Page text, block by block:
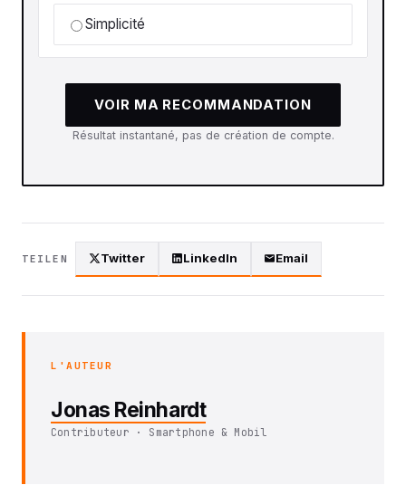
Simplicité
VOIR MA RECOMMANDATION
Résultat instantané, pas de création de compte.
TEILEN Twitter LinkedIn Email
L'AUTEUR
Jonas Reinhardt
Contributeur · Smartphone & Mobil